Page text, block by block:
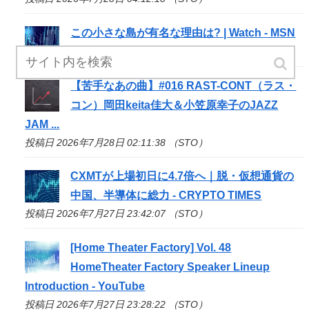
この小さな島が有名な理由は? | Watch - MSN
投稿日 2026年7月28日 02:30:09 （STO）
【苦手なあの曲】#016 RAST-CONT（ラス・
コン）岡田keita佳大＆小笠原幸子のJAZZ
JAM ...
投稿日 2026年7月28日 02:11:38 （STO）
CXMTが上場初日に4.7倍へ｜脱・仮想通貨の
中国、半導体に総力 - CRYPTO TIMES
投稿日 2026年7月27日 23:42:07 （STO）
[Home Theater Factory] Vol. 48
HomeTheater Factory Speaker Lineup
Introduction - YouTube
投稿日 2026年7月27日 23:28:22 （STO）